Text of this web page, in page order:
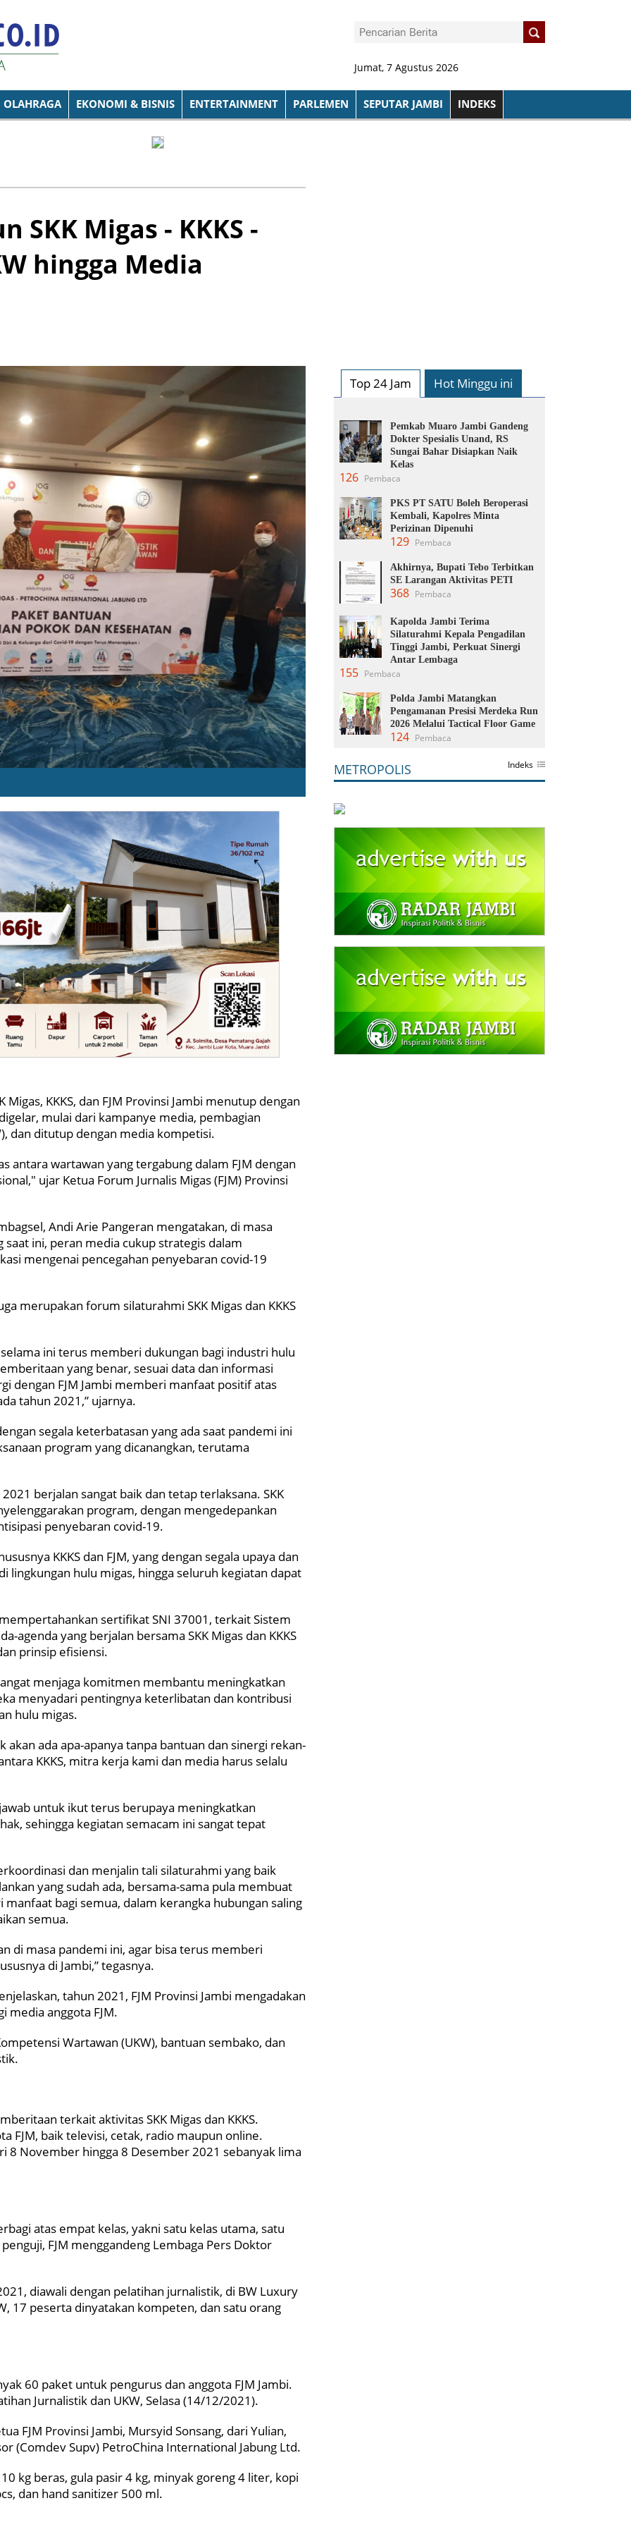
Jumat, 7 Agustus 2026
OLAHRAGA EKONOMI & BISNIS ENTERTAINMENT PARLEMEN SEPUTAR JAMBI INDEKS
SKK Migas - KKKS -
hingga Media
Migas, KKKS, dan FJM Provinsi Jambi menutup dengan
mulai dari kampanye media, pembagian
dan ditutup dengan media kompetisi.
antara wartawan yang tergabung dalam FJM dengan
ujar Ketua Forum Jurnalis Migas (FJM) Provinsi
Andi Arie Pangeran mengatakan, di masa
ini, peran media cukup strategis dalam
mengenai pencegahan penyebaran covid-19
merupakan forum silaturahmi SKK Migas dan KKKS
ini terus memberi dukungan bagi industri hulu
yang benar, sesuai data dan informasi
dengan FJM Jambi memberi manfaat positif atas
tahun 2021,” ujarnya.
segala keterbatasan yang ada saat pandemi ini
program yang dicanangkan, terutama
berjalan sangat baik dan tetap terlaksana. SKK
program, dengan mengedepankan
penyebaran covid-19.
KKKS dan FJM, yang dengan segala upaya dan
lingkungan hulu migas, hingga seluruh kegiatan dapat
sertifikat SNI 37001, terkait Sistem
agenda yang berjalan bersama SKK Migas dan KKKS
prinsip efisiensi.
menjaga komitmen membantu meningkatkan
menyadari pentingnya keterlibatan dan kontribusi
hulu migas.
akan ada apa-apanya tanpa bantuan dan sinergi rekan-
KKKS, mitra kerja kami dan media harus selalu
untuk ikut terus berupaya meningkatkan
sehingga kegiatan semacam ini sangat tepat
dan menjalin tali silaturahmi yang baik
yang sudah ada, bersama-sama pula membuat
bagi semua, dalam kerangka hubungan saling
semua.
di masa pandemi ini, agar bisa terus memberi
di Jambi,” tegasnya.
tahun 2021, FJM Provinsi Jambi mengadakan
media anggota FJM.
Wartawan (UKW), bantuan sembako, dan
terkait aktivitas SKK Migas dan KKKS.
FJM, baik televisi, cetak, radio maupun online.
8 November hingga 8 Desember 2021 sebanyak lima
atas empat kelas, yakni satu kelas utama, satu
FJM menggandeng Lembaga Pers Doktor
diawali dengan pelatihan jurnalistik, di BW Luxury
17 peserta dinyatakan kompeten, dan satu orang
60 paket untuk pengurus dan anggota FJM Jambi.
Jurnalistik dan UKW, Selasa (14/12/2021).
FJM Provinsi Jambi, Mursyid Sonsang, dari Yulian,
(Comdev Supv) PetroChina International Jabung Ltd.
kg beras, gula pasir 4 kg, minyak goreng 4 liter, kopi
dan hand sanitizer 500 ml.
Top 24 Jam Hot Minggu ini
Pemkab Muaro Jambi Gandeng
Dokter Spesialis Unand, RS
Sungai Bahar Disiapkan Naik
Kelas
126 Pembaca
PKS PT SATU Boleh Beroperasi
Kembali, Kapolres Minta
Perizinan Dipenuhi
129 Pembaca
Akhirnya, Bupati Tebo Terbitkan
SE Larangan Aktivitas PETI
368 Pembaca
Kapolda Jambi Terima
Silaturahmi Kepala Pengadilan
Tinggi Jambi, Perkuat Sinergi
Antar Lembaga
155 Pembaca
Polda Jambi Matangkan
Pengamanan Presisi Merdeka Run
2026 Melalui Tactical Floor Game
124 Pembaca
METROPOLIS Indeks